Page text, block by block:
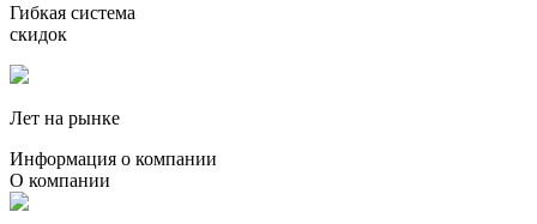
Гибкая система
скидок
Лет на рынке
Информация о компании
О компании